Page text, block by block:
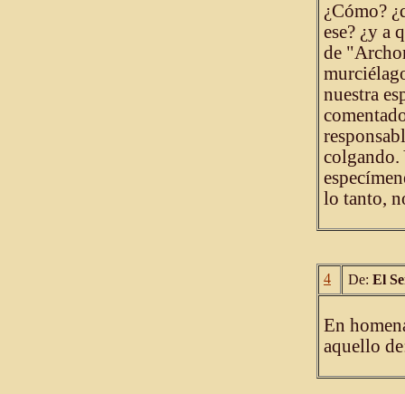
¿Cómo?
ese? ¿y a
de
nuestra
colgando.
lo tanto,
4 De: El
En
aquello